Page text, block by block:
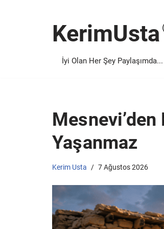
KerimUsta
İyi Olan Her Şey Paylaşımda...
Yaşanmaz
Kerim Usta 7 Ağustos 2026